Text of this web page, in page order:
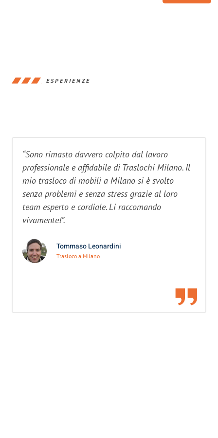
ESPERIENZE
“Sono rimasto davvero colpito dal lavoro
professionale e affidabile di Traslochi Milano. Il
mio trasloco di mobili a Milano si è svolto
senza problemi e senza stress grazie al loro
team esperto e cordiale. Li raccomando
vivamente!”.
Tommaso Leonardini
Trasloco a Milano